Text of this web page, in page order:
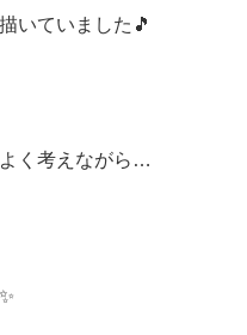
いていました🎵
く考えながら…